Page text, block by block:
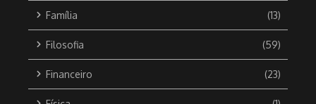
Família (13)
Filosofia (59)
Financeiro (23)